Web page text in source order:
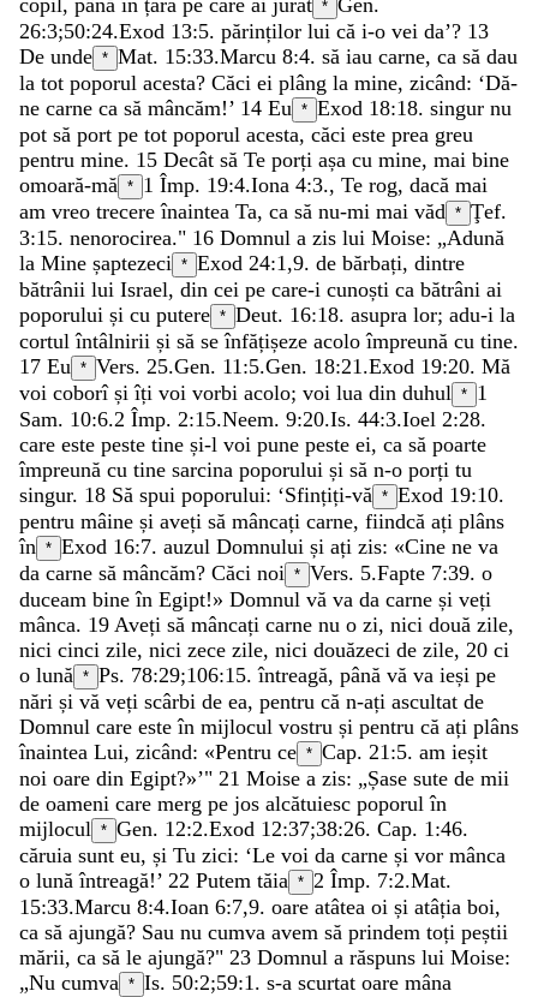
*
26:3;50:24.Exod 13:5. părinților lui că i-o vei da’? 13
De unde * Mat. 15:33.Marcu 8:4. să iau carne, ca să dau
la tot poporul acesta? Căci ei plâng la mine, zicând: ‘Dă-
ne carne ca să mâncăm!’ 14 Eu * Exod 18:18. singur nu
pot să port pe tot poporul acesta, căci este prea greu
pentru mine. 15 Decât să Te porți așa cu mine, mai bine
omoară-mă * 1 Împ. 19:4.Iona 4:3., Te rog, dacă mai
am vreo trecereînaintea Ta, ca să nu-mi mai văd * Ţef.
3:15. nenorocirea." 16 Domnul a zis lui Moise: „Adună
la Mine șaptezeci * Exod 24:1 ,9. de bărbați, dintre
bătrânii lui Israel, din cei pe care-i cunoști ca bătrâni ai
poporului și cu putere * Deut. 16:18. asupra lor; adu-i la
cortulîntâlnirii și să seînfățișeze acoloîmpreună cu tine.
17 Eu * Vers. 25.Gen. 11:5.Gen. 18:21 .Exod 19:20. Mă
voi coborî șiîți voi vorbi acolo; voi lua din duhul * 1
Sam. 10:6.2 Împ. 2:15.Neem. 9:20.Is. 44:3.Ioel 2:28.
care este peste tine și-l voi pune peste ei, ca să poarte
împreună cu tine sarcina poporului și să n-o porți tu
singur. 18 Să spui poporului: ‘Sfințiți-vă * Exod 19:10.
pentru mâine și aveți să mâncați carne, fiindcă ați plâns
în * Exod 16:7. auzul Domnului și ați zis: «Cine ne va
da carne să mâncăm? Căci noi * Vers. 5.Fapte 7:39. o
duceam bineîn Egipt!» Domnul vă va da carne și veți
mânca. 19 Aveți să mâncați carne nu o zi, nici două zile,
nici cinci zile, nici zece zile, nici douăzeci de zile, 20 ci
o lună * Ps. 78:29;106:15. întreagă, până vă va ieși pe
nări și vă veți scârbi de ea, pentru că n-ați ascultat de
Domnul care esteîn mijlocul vostru și pentru că ați plâns
înaintea Lui, zicând: «Pentru ce * Cap. 21:5. am ieșit
noi oare din Egipt?»’" 21 Moise a zis: „Șase sute de mii
de oameni care merg pe jos alcătuiesc poporulîn
mijlocul * Gen. 12:2.Exod 12:37;38:26. Cap. 1:46.
căruia sunt eu, și Tu zici: ‘Le voi da carne și vor mânca
o lunăîntreagă!’ 22 Putem tăia * 2 Împ. 7:2.Mat.
15:33.Marcu 8:4.Ioan 6:7,9. oare atâtea oi și atâția boi,
ca să ajungă? Sau nu cumva avem să prindem toți peștii
mării, ca să le ajungă?" 23 Domnul a răspuns lui Moise:
„Nu cumva * Is. 50:2;59:1 . s-a scurtat oare mâna